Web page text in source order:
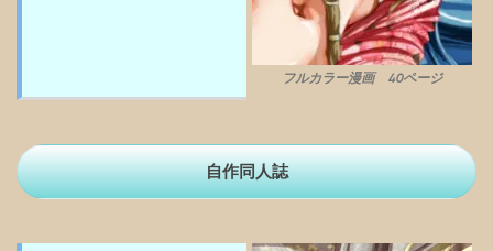
フルカラー漫画 40ページ
自作同人誌